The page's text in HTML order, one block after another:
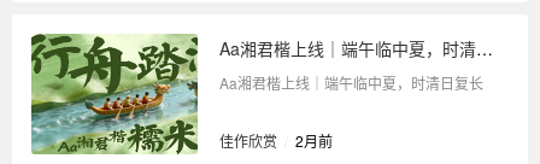
Aa湘君楷上线｜端午临中夏，时清日复长
Aa湘君楷上线｜端午临中夏，时清日复长
佳作欣赏 2月前